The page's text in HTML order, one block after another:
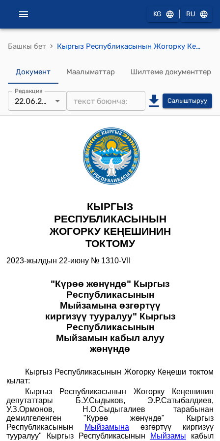
KG RU
Башкы бет › Кыргыз Республикасынын Жогорку Кеңешинин 2023-жылдын 22-июнундагы № 1310-VII ""Күрөө жөнүндө" Кыргыз Республикасынын Мыйзамына өзгөртүү киргизүү тууралуу" Кыргыз Республикасынын Мыйзамын кабыл алуу жөнүндө" токтому
Документ Маалыматтар Шилтеме документтер
Редакция
22.06.2023 Салыштыруу